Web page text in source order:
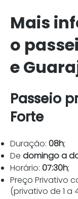
Mais
o
e
Passeio
Forte
Duração: 08h;
De domingo a
Horário: 07:30h;
Preço Privativo
(privativo de 1 a